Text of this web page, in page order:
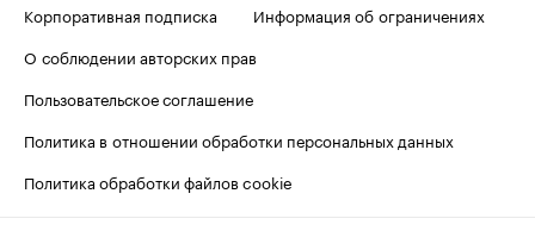
Корпоративная подписка
Информация об ограничениях
О соблюдении авторских прав
Пользовательское соглашение
Политика в отношении обработки персональных данных
Политика обработки файлов cookie